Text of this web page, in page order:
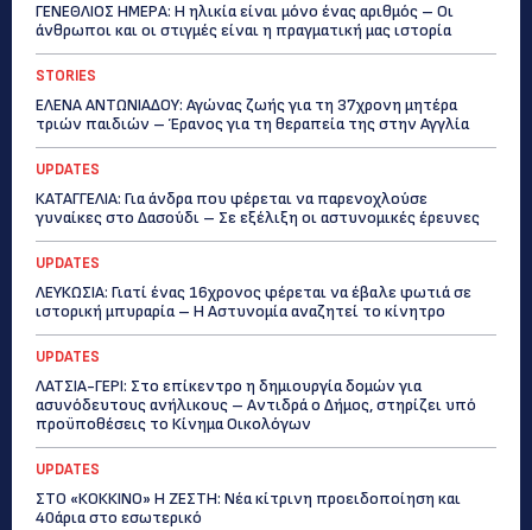
ΓΕΝΕΘΛΙΟΣ ΗΜΕΡΑ: Η ηλικία είναι μόνο ένας αριθμός – Οι
άνθρωποι και οι στιγμές είναι η πραγματική μας ιστορία
STORIES
ΕΛΕΝΑ ΑΝΤΩΝΙΑΔΟΥ: Αγώνας ζωής για τη 37χρονη μητέρα
τριών παιδιών – Έρανος για τη θεραπεία της στην Αγγλία
UPDATES
ΚΑΤΑΓΓΕΛΙΑ: Για άνδρα που φέρεται να παρενοχλούσε
γυναίκες στο Δασούδι – Σε εξέλιξη οι αστυνομικές έρευνες
UPDATES
ΛΕΥΚΩΣΙΑ: Γιατί ένας 16χρονος φέρεται να έβαλε φωτιά σε
ιστορική μπυραρία – Η Αστυνομία αναζητεί το κίνητρο
UPDATES
ΛΑΤΣΙΑ-ΓΕΡΙ: Στο επίκεντρο η δημιουργία δομών για
ασυνόδευτους ανήλικους – Αντιδρά ο Δήμος, στηρίζει υπό
προϋποθέσεις το Κίνημα Οικολόγων
UPDATES
ΣΤΟ «ΚΟΚΚΙΝΟ» Η ΖΕΣΤΗ: Νέα κίτρινη προειδοποίηση και
40άρια στο εσωτερικό